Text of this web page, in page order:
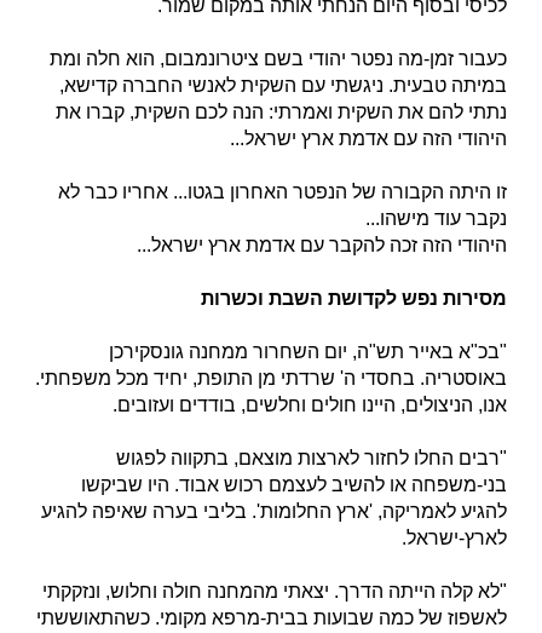
לכיסי ובסוף היום הנחתי אותה במקום שמור.
כעבור זמן-מה נפטר יהודי בשם ציטרונמבום, הוא חלה ומת
במיתה טבעית. ניגשתי עם השקית לאנשי החברה קדישא,
נתתי להם את השקית ואמרתי: הנה לכם השקית, קברו את
היהודי הזה עם אדמת ארץ ישראל...
זו היתה הקבורה של הנפטר האחרון בגטו... אחריו כבר לא
נקבר עוד מישהו...
היהודי הזה זכה להקבר עם אדמת ארץ ישראל...
מסירות נפש לקדושת השבת וכשרות
"בכ"א באייר תש"ה, יום השחרור ממחנה גונסקירכן
באוסטריה. בחסדי ה' שרדתי מן התופת, יחיד מכל משפחתי.
אנו, הניצולים, היינו חולים וחלשים, בודדים ועזובים.
"רבים החלו לחזור לארצות מוצאם, בתקווה לפגוש
בני-משפחה או להשיב לעצמם רכוש אבוד. היו שביקשו
להגיע לאמריקה, 'ארץ החלומות'. בליבי בערה שאיפה להגיע
לארץ-ישראל.
"לא קלה הייתה הדרך. יצאתי מהמחנה חולה וחלוש, ונזקקתי
לאשפוז של כמה שבועות בבית-מרפא מקומי. כשהתאוששתי